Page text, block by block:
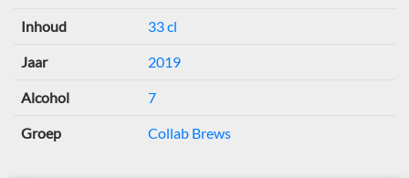
Inhoud 33 cl
Jaar 2019
Alcohol 7
Groep Collab Brews